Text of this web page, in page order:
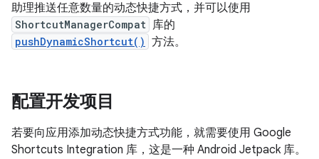
助理推送任意数量的动态快捷方式，并可以使用
ShortcutManagerCompat 库的
pushDynamicShortcut() 方法。
配置开发项目
若要向应用添加动态快捷方式功能，就需要使用 Google
Shortcuts Integration 库，这是一种 Android Jetpack 库。